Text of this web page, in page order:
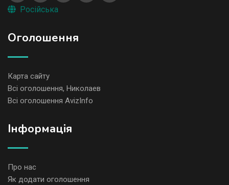
Російська
Оголошення
Карта сайту
Всі оголошення, Николаев
Всі оголошення AvizInfo
Iнформація
Про нас
Як додати оголошення